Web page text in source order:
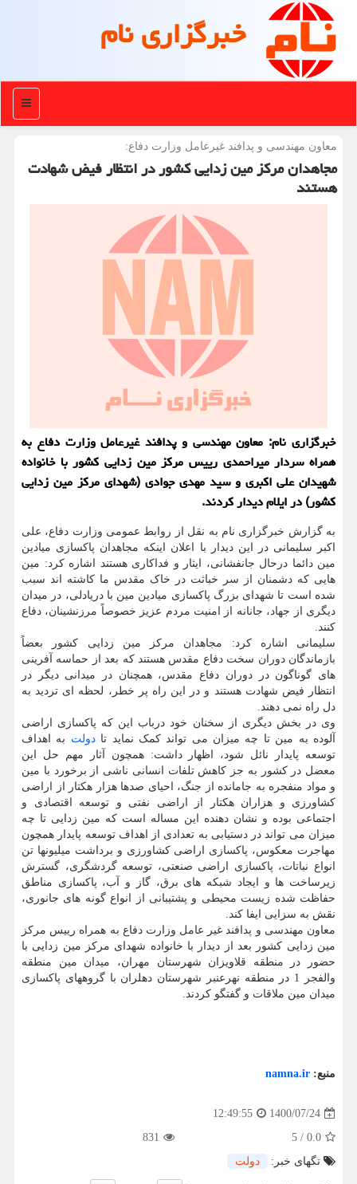
خبرگزاری نام
منو
معاون مهندسی و پدافند غیرعامل وزارت دفاع:
مجاهدان مرکز مین زدایی کشور در انتظار فیض شهادت
هستند
خبرگزاری نام: معاون مهندسی و پدافند غیرعامل وزارت دفاع به
همراه سردار میراحمدی رییس مرکز مین زدایی کشور با خانواده
شهیدان علی اکبری و سید مهدی جوادی (شهدای مرکز مین زدایی
کشور) در ایلام دیدار کردند.
به گزارش خبرگزاری نام به نقل از روابط عمومی وزارت دفاع، علی
اکبر سلیمانی در این دیدار با اعلان اینکه مجاهدان پاکسازی میادین
مین دائما درحال جانفشانی، ایثار و فداکاری هستند اشاره کرد: مین
هایی که دشمنان از سر خباثت در خاک مقدس ما کاشته اند سبب
شده است تا شهدای بزرگ پاکسازی میادین مین با دریادلی، در میدان
دیگری از جهاد، جانانه از امنیت مردم عزیز خصوصاً مرزنشینان، دفاع
کنند.
سلیمانی اشاره کرد: مجاهدان مرکز مین زدایی کشور بعضاً
بازماندگان دوران سخت دفاع مقدس هستند که بعد از حماسه آفرینی
های گوناگون در دوران دفاع مقدس، همچنان در میدانی دیگر در
انتظار فیض شهادت هستند و در این راه پر خطر، لحظه ای تردید به
دل راه نمی دهند.
وی در بخش دیگری از سخنان خود درباب این که پاکسازی اراضی
آلوده به مین تا چه میزان می تواند کمک نماید تادولت به اهداف
توسعه پایدار نائل شود، اظهار داشت: همچون آثار مهم حل این
معضل در کشور به جز کاهش تلفات انسانی ناشی از برخورد با مین
و مواد منفجره به جامانده از جنگ، احیای صدها هزار هکتار از اراضی
کشاورزی و هزاران هکتار از اراضی نفتی و توسعه اقتصادی و
اجتماعی بوده و نشان دهنده این مساله است که مین زدایی تا چه
میزان می تواند در دستیابی به تعدادی از اهداف توسعه پایدار همچون
مهاجرت معکوس، پاکسازی اراضی کشاورزی و برداشت میلیونها تن
انواع نباتات، پاکسازی اراضی صنعتی، توسعه گردشگری، گسترش
زیرساخت ها و ایجاد شبکه های برق، گاز و آب، پاکسازی مناطق
حفاظت شده زیست محیطی و پشتیبانی از انواع گونه های جانوری،
نقش به سزایی ایفا کند.
معاون مهندسی و پدافند غیر عامل وزارت دفاع به همراه رییس مرکز
مین زدایی کشور بعد از دیدار با خانواده شهدای مرکز مین زدایی با
حضور در منطقه قلاویزان شهرستان مهران، میدان مین منطقه
والفجر 1 در منطقه نهرعنبر شهرستان دهلران با گروههای پاکسازی
میدان مین ملاقات و گفتگو کردند.
منبع: namna.ir
1400/07/24
12:49:55
0.0
/
5
831
تگهای خبر:
دولت